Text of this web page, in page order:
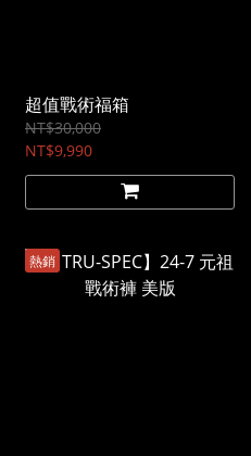
超值戰術福箱
NT$30,000
NT$9,990
熱銷